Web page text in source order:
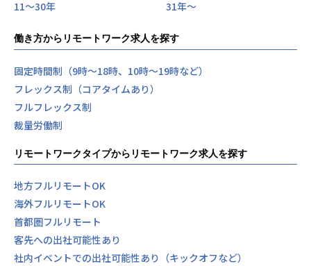
11〜30年
31年〜
働き方からリモートワーク求人を探す
固定時間制（9時～18時、10時～19時など）
フレックス制（コアタイムあり）
フルフレックス制
裁量労働制
リモートワークタイプからリモートワーク求人を探す
地方フルリモートOK
海外フルリモートOK
首都圏フルリモート
客先への出社可能性あり
社内イベントでの出社可能性あり（キックオフなど）